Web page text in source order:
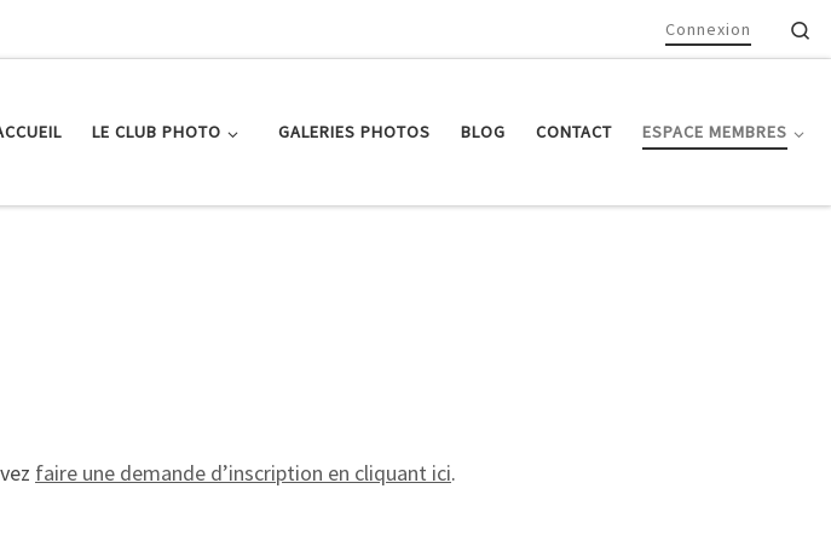
Connexion
LE CLUB PHOTO GALERIES PHOTOS BLOG CONTACT ESPACE MEMBRES
faire une demande d’inscription en cliquant ici.